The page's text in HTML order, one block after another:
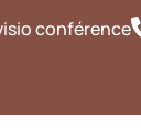
conférence